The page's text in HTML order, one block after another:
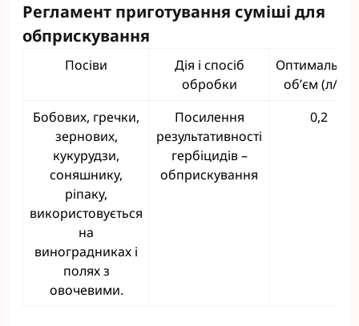
Регламент приготування суміші для
обприскування
Посіви
Дія і спосіб
обробки
об’єм (л/га)
Бобових, гречки,
зернових,
кукурудзи,
соняшнику,
ріпаку,
використовується
на
виноградниках і
полях з
овочевими.
Посилення
результативності
гербіцидів –
обприскування
0,2